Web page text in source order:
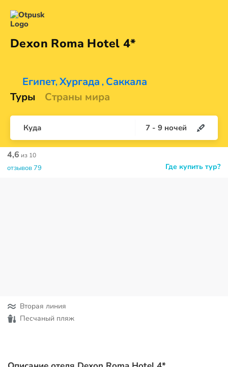
Dexon Roma Hotel 4*
Египет, Хургада , Саккала
Туры
Страны мира
Куда 7 - 9 ночей
Где купить тур?
4,6 из 10
отзывов 79
Вторая линия
Песчаный пляж